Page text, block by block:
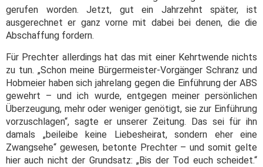
gerufen worden. Jetzt, gut ein Jahrzehnt später, ist
ausgerechnet er ganz vorne mit dabei bei denen, die die
Abschaffung fordern.
Für Prechter allerdings hat das mit einer Kehrtwende nichts
zu tun. „Schon meine Bürgermeister-Vorgänger Schranz und
Hobmeier haben sich jahrelang gegen die Einführung der ABS
gewehrt – und ich wurde, entgegen meiner persönlichen
Überzeugung, mehr oder weniger genötigt, sie zur Einführung
vorzuschlagen“, sagte er unserer Zeitung. Das sei für ihn
damals „beileibe keine Liebesheirat, sondern eher eine
Zwangsehe“ gewesen, betonte Prechter – und somit gelte
hier auch nicht der Grundsatz: „Bis der Tod euch scheidet.“